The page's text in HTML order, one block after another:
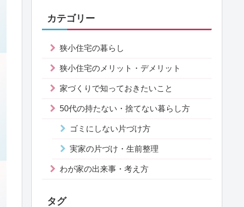
カテゴリー
狭小住宅の暮らし
狭小住宅のメリット・デメリット
家づくりで知っておきたいこと
50代の持たない・捨てない暮らし方
ゴミにしない片づけ方
実家の片づけ・生前整理
わが家の出来事・考え方
タグ